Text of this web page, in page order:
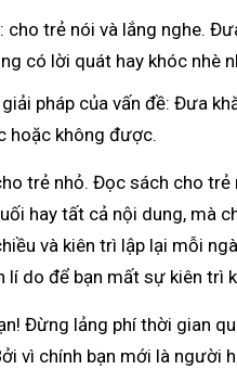
cho trẻ nói và lắng nghe.
có lời quát hay khóc nhè
pháp của vấn đề: Đưa
hoặc không được.
trẻ nhỏ. Đọc sách cho
hay tất cả nội dung, mà
và kiên trì lập lại mỗi
lí do để bạn mất sự kiên trì
Đừng lảng phí thời gian
vì chính bạn mới là người